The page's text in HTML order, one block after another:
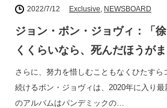
2022/7/12 Exclusive, NEWSBOARD
ジョン・ボン・ジョヴィ：「
くくらいなら、死んだほうが
さらに、努力を惜しむこともなくひたすら
続けるボン・ジョヴィは、2020年に入り
のアルバムはパンデミックの…